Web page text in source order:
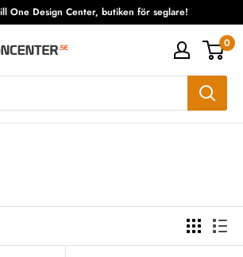
One Design Center, butiken för seglare!
0